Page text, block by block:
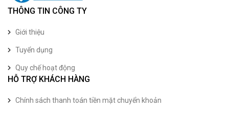
THÔNG TIN CÔNG TY
Giới thiệu
Tuyển dụng
Quy chế hoạt động
HỖ TRỢ KHÁCH HÀNG
Chính sách thanh toán tiền mặt chuyển khoản